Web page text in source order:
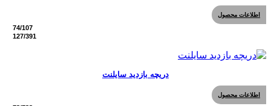
اطلاعات محصول
دریچه بازدید سایلنت
اطلاعات محصول